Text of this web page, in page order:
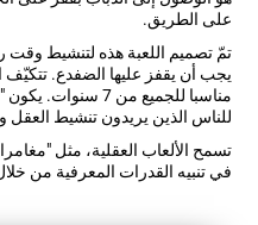
على الطريق.
تمّ تصميم اللعبة هذه لتنشيط
يجب أن يقفز عليها الضفدع.
مناسبا للجميع من 7
للناس الذين يريدون تنشيط العقل
تسمح الألعاب العقلية، مثل
في تنبيه القدرات المعرفية من